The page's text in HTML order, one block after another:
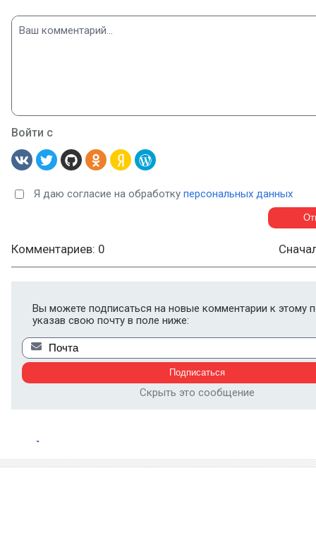
Войти с
Я даю согласие на обработку персональных данных
Комментариев: 0
Вы можете подписаться на новые комментарии к этому
указав свою почту в поле ниже:
Скрыть это сообщение